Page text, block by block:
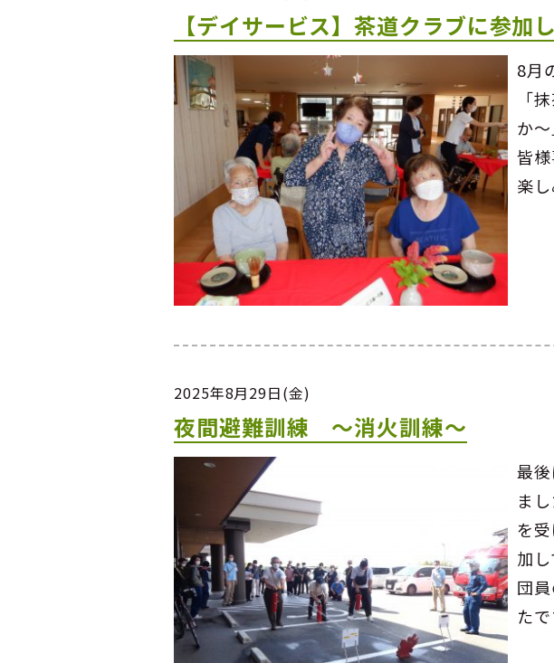
【デイサービス】茶道クラブに参加
8月
「
か
皆
楽
2025年8月29日(金)
夜間避難訓練 ～消火訓練～
最
ま
を
加
団
たで